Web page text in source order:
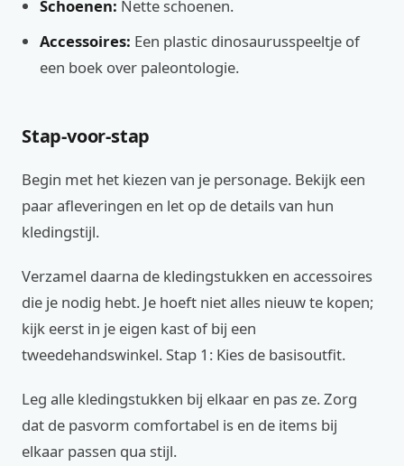
Schoenen: Nette schoenen.
Accessoires: Een plastic dinosaurusspeeltje of
een boek over paleontologie.
Stap-voor-stap
Begin met het kiezen van je personage. Bekijk een
paar afleveringen en let op de details van hun
kledingstijl.
Verzamel daarna de kledingstukken en accessoires
die je nodig hebt. Je hoeft niet alles nieuw te kopen;
kijk eerst in je eigen kast of bij een
tweedehandswinkel. Stap 1: Kies de basisoutfit.
Leg alle kledingstukken bij elkaar en pas ze. Zorg
dat de pasvorm comfortabel is en de items bij
elkaar passen qua stijl.